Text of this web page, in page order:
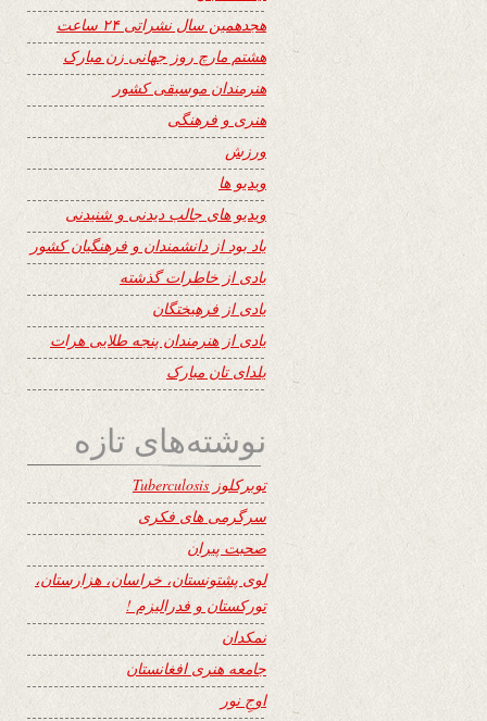
هجدهمین سال نشراتی ۲۴ ساعت
هشتم مارچ روز جهانی زن مبارک
هنرمندان موسیقی کشور
هنری و فرهنگی
ورزش
ویدیو ها
ویدیو های جالب دیدنی و شنیدنی
یاد بود از دانشمندان و فرهنگیان کشور
یادی از خاطرات گذشته
یادی از فرهیختگان
یادی از هنرمندان پنجه طلایی هرات
یلدای تان مبارک
نوشته‌های تازه
توبرکلوز Tuberculosis
سرگرمی های فکری
صحبت پیران
لوی پشتونستان، خراسان، هزارستان،
تورکستان و فدرالیزم !
نمکدان
جامعه هنری افغانستان
اوجِ نور